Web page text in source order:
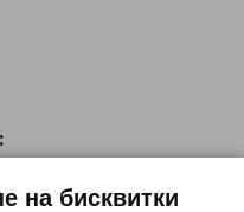
на бисквитки